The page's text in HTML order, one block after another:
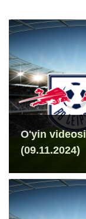
O'yin
(09.11.2024)